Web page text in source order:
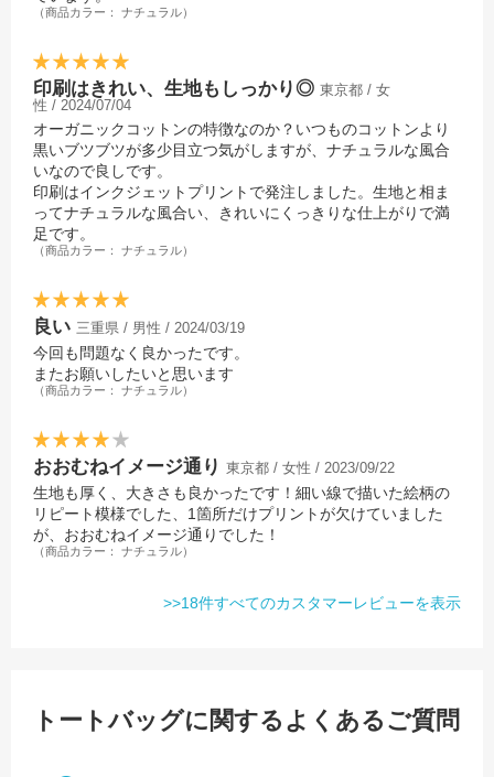
（商品カラー： ナチュラル）
印刷はきれい、生地もしっかり◎ 東京都 / 女
性 / 2024/07/04
オーガニックコットンの特徴なのか？いつものコットンより
黒いブツブツが多少目立つ気がしますが、ナチュラルな風合
いなので良しです。
印刷はインクジェットプリントで発注しました。生地と相ま
ってナチュラルな風合い、きれいにくっきりな仕上がりで満
足です。
（商品カラー： ナチュラル）
良い 三重県 / 男性 / 2024/03/19
今回も問題なく良かったです。
またお願いしたいと思います
（商品カラー： ナチュラル）
おおむねイメージ通り 東京都 / 女性 / 2023/09/22
生地も厚く、大きさも良かったです！細い線で描いた絵柄の
リピート模様でした、1箇所だけプリントが欠けていました
が、おおむねイメージ通りでした！
（商品カラー： ナチュラル）
>>18件すべてのカスタマーレビューを表示
トートバッグに関するよくあるご質問